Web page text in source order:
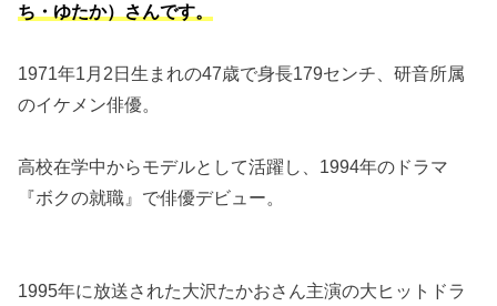
ち・ゆたか）さんです。
1971年1月2日生まれの47歳で身長179センチ、研音所属
のイケメン俳優。
高校在学中からモデルとして活躍し、1994年のドラマ
『ボクの就職』で俳優デビュー。
1995年に放送された大沢たかおさん主演の大ヒットドラ